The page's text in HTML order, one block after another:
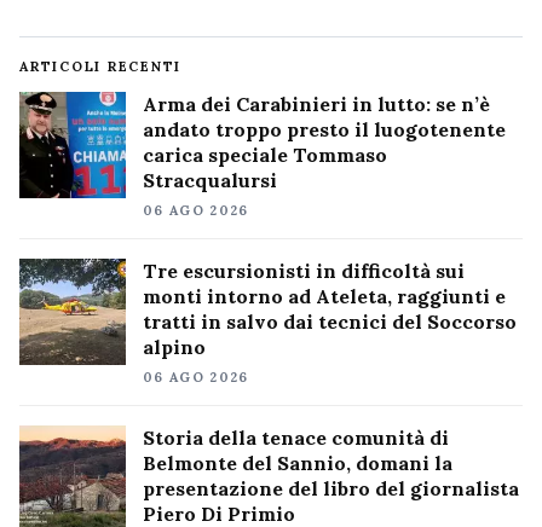
ARTICOLI RECENTI
Arma dei Carabinieri in lutto: se n’è
andato troppo presto il luogotenente
carica speciale Tommaso
Stracqualursi
06 AGO 2026
Tre escursionisti in difficoltà sui
monti intorno ad Ateleta, raggiunti e
tratti in salvo dai tecnici del Soccorso
alpino
06 AGO 2026
Storia della tenace comunità di
Belmonte del Sannio, domani la
presentazione del libro del giornalista
Piero Di Primio